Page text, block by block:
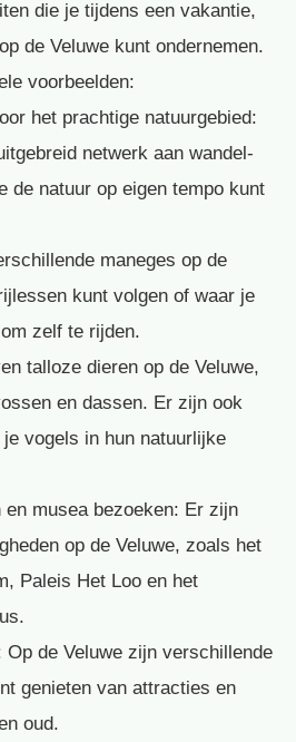
die je tijdens een vakantie,
de Veluwe kunt ondernemen.
voorbeelden:
het prachtige natuurgebied:
netwerk aan wandel-
de natuur op eigen tempo kunt
maneges op de
kunt volgen of waar je
zelf te rijden.
talloze dieren op de Veluwe,
en dassen. Er zijn ook
vogels in hun natuurlijke
en musea bezoeken: Er zijn
op de Veluwe, zoals het
Paleis Het Loo en het
Op de Veluwe zijn verschillende
genieten van attracties en
oud.